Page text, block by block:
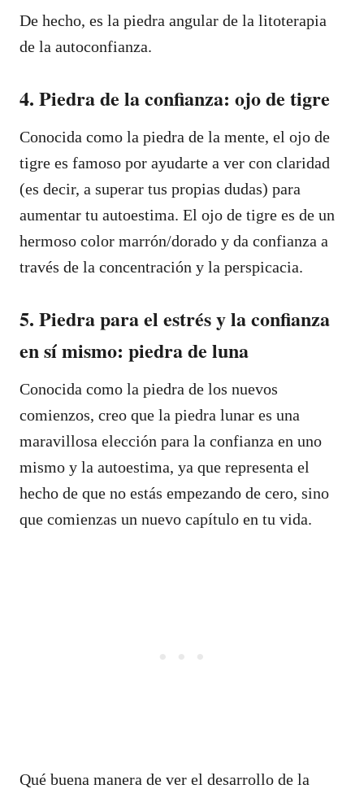
De hecho, es la piedra angular de la litoterapia
de la autoconfianza.
4. Piedra de la confianza: ojo de tigre
Conocida como la piedra de la mente, el ojo de
tigre es famoso por ayudarte a ver con claridad
(es decir, a superar tus propias dudas) para
aumentar tu autoestima. El ojo de tigre es de un
hermoso color marrón/dorado y da confianza a
través de la concentración y la perspicacia.
5. Piedra para el estrés y la confianza
en sí mismo: piedra de luna
Conocida como la piedra de los nuevos
comienzos, creo que la piedra lunar es una
maravillosa elección para la confianza en uno
mismo y la autoestima, ya que representa el
hecho de que no estás empezando de cero, sino
que comienzas un nuevo capítulo en tu vida.
Qué buena manera de ver el desarrollo de la